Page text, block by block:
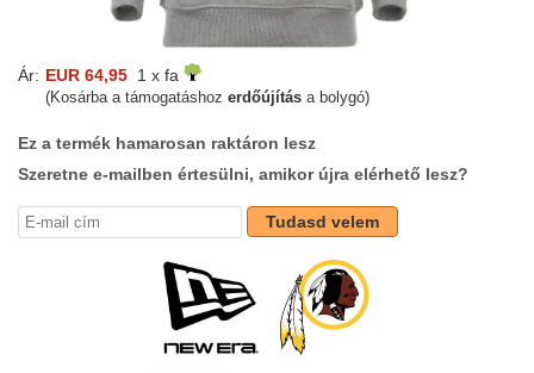
Ár: EUR 64,95 1 x fa
(Kosárba a támogatáshoz erdőújítás a bolygó)
Ez a termék hamarosan raktáron lesz
Szeretne e-mailben értesülni, amikor újra elérhető lesz?
Tudasd velem